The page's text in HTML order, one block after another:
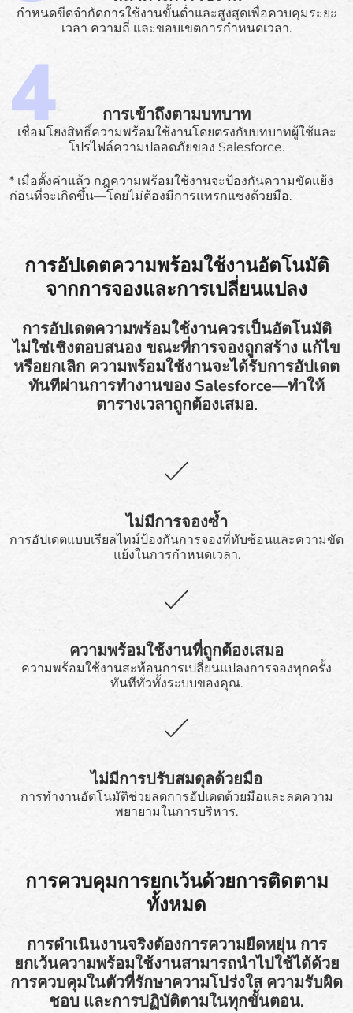
กำหนดขีดจำกัดการใช้งานขั้นต่ำและสูงสุดเพื่อควบคุมระยะ
เวลา ความถี่ และขอบเขตการกำหนดเวลา.
การเข้าถึงตามบทบาท
เชื่อมโยงสิทธิ์ความพร้อมใช้งานโดยตรงกับบทบาทผู้ใช้และ
โปรไฟล์ความปลอดภัยของ Salesforce.
* เมื่อตั้งค่าแล้ว กฎความพร้อมใช้งานจะป้องกันความขัดแย้ง
ก่อนที่จะเกิดขึ้น—โดยไม่ต้องมีการแทรกแซงด้วยมือ.
การอัปเดตความพร้อมใช้งานอัตโนมัติ
จากการจองและการเปลี่ยนแปลง
การอัปเดตความพร้อมใช้งานควรเป็นอัตโนมัติ
ไม่ใช่เชิงตอบสนอง ขณะที่การจองถูกสร้าง แก้ไข
หรือยกเลิก ความพร้อมใช้งานจะได้รับการอัปเดต
ทันทีผ่านการทำงานของ Salesforce—ทำให้
ตารางเวลาถูกต้องเสมอ.
ไม่มีการจองซ้ำ
การอัปเดตแบบเรียลไทม์ป้องกันการจองที่ทับซ้อนและความขัด
แย้งในการกำหนดเวลา.
ความพร้อมใช้งานที่ถูกต้องเสมอ
ความพร้อมใช้งานสะท้อนการเปลี่ยนแปลงการจองทุกครั้ง
ทันทีทั่วทั้งระบบของคุณ.
ไม่มีการปรับสมดุลด้วยมือ
การทำงานอัตโนมัติช่วยลดการอัปเดตด้วยมือและลดความ
พยายามในการบริหาร.
การควบคุมการยกเว้นด้วยการติดตาม
ทั้งหมด
การดำเนินงานจริงต้องการความยืดหยุ่น การ
ยกเว้นความพร้อมใช้งานสามารถนำไปใช้ได้ด้วย
การควบคุมในตัวที่รักษาความโปร่งใส ความรับผิด
ชอบ และการปฏิบัติตามในทุกขั้นตอน.